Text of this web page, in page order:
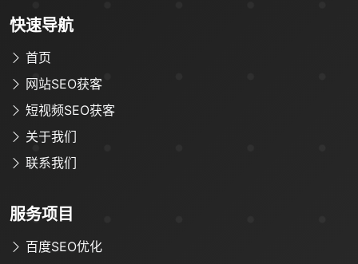
快速导航
首页
网站SEO获客
短视频SEO获客
关于我们
联系我们
服务项目
百度SEO优化
限时优惠咨询中
联系方式
手机号